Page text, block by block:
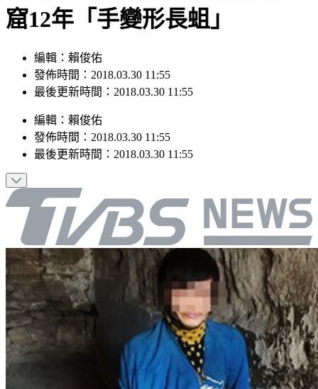
窟12年「手變形長蛆」
編輯：賴俊佑
發佈時間：2018.03.30 11:55
最後更新時間：2018.03.30 11:55
編輯 ： 賴俊佑
發佈時間： 2018.03.30 11:55
最後更新時間： 2018.03.30 11:55